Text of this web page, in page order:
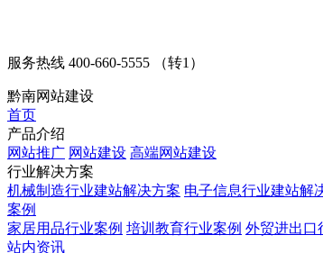
服务热线 400-660-5555 （转1）
黔南网站建设
首页
产品介绍
网站推广 网站建设 高端网站建设
行业解决方案
机械制造行业建站解决方案 电子信息行业建站解
案例
家居用品行业案例 培训教育行业案例 外贸进出口
站内资讯